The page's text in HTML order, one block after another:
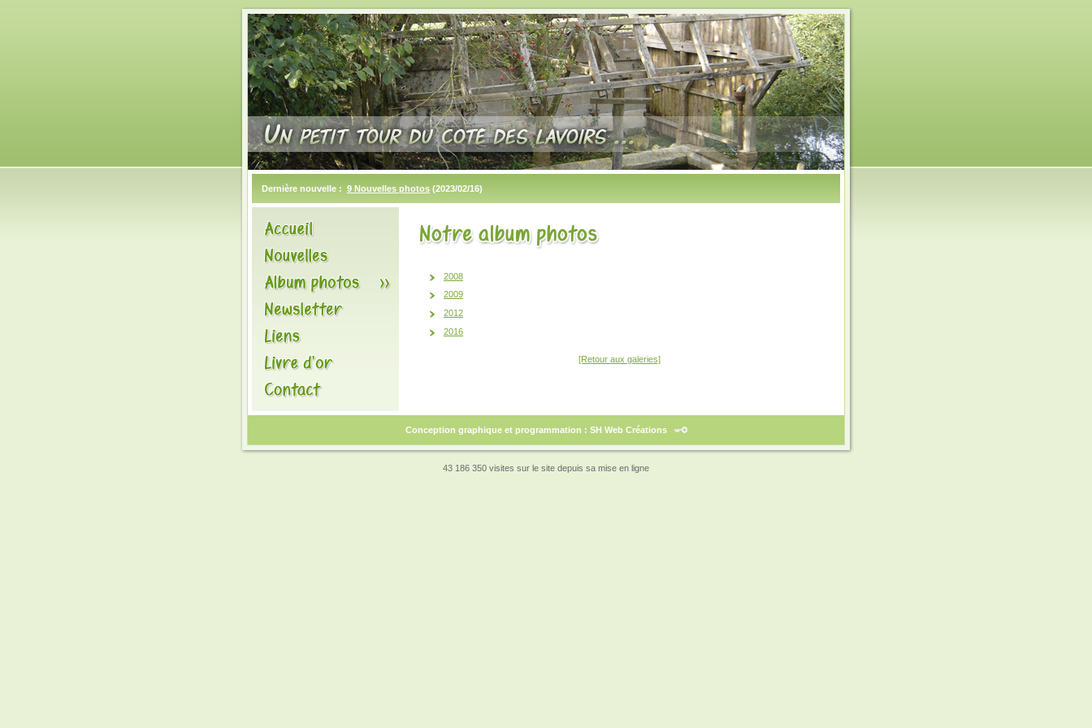
Dernière nouvelle : 9 Nouvelles photos (2023/02/16)
2008
2009
2012
2016
[Retour aux galeries]
Conception graphique et programmation : SH Web Créations
43 186 350 visites sur le site depuis sa mise en ligne